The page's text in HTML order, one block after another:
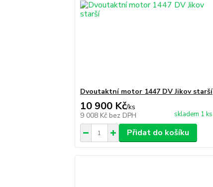
Dvoutaktní motor 1447 DV Jikov starší
10 900 Kč/ks
9 008 Kč bez DPH skladem 1 ks
Přidat do košíku